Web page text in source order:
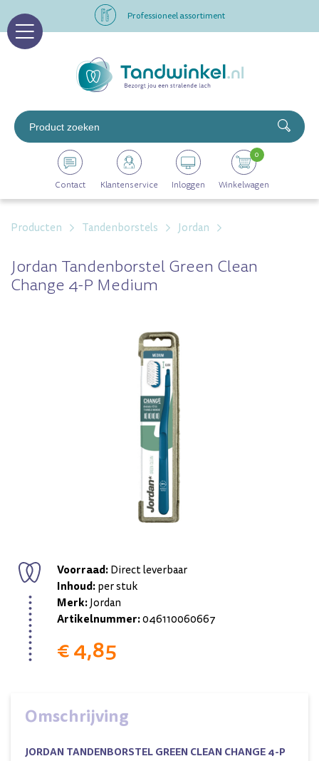
Professioneel assortiment
Op werkdagen voor 16.00 uur besteld, morgen in huis
Professioneel assortiment
Altijd op voorraad
Contact Klantenservice Inloggen Winkelwagen
0
Producten Tandenborstels Jordan
Jordan Tandenborstel Green Clean
Change 4-P Medium
Voorraad:Direct leverbaar
Inhoud:per stuk
Merk:Jordan
Artikelnummer:046110060667
€ 4,85
Omschrijving
JORDAN TANDENBORSTEL GREEN CLEAN CHANGE 4-P